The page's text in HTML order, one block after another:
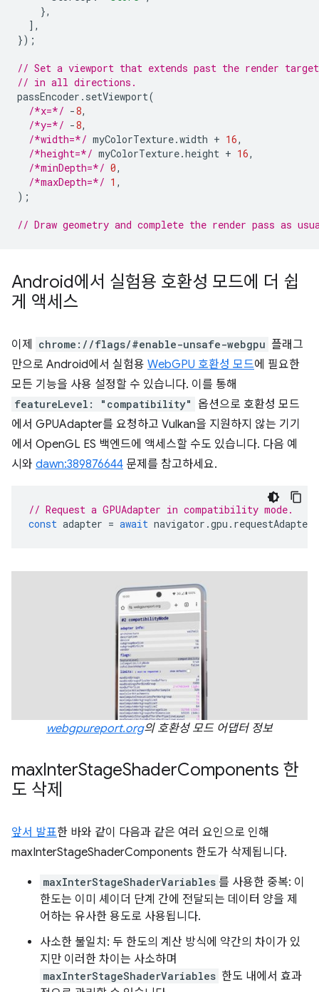
},
],
});
// Set a viewport that extends past the render
// in all directions.
passEncoder . setViewport(
/*x=*/ -8,
/*y=*/ -8,
/*width=*/ myColorTexture.width + 16,
/*height=*/ myColorTexture.height + 16,
/*minDepth=*/ 0,
/*maxDepth=*/ 1 ,
);
// Draw geometry and complete the render pass as
Android에서 실험용 호환성 모드에 더 쉽
게 액세스
이제 chrome://flags/#enable-unsafe-webgpu 플래그
만으로 Android에서 실험용 WebGPU 호환성 모드에 필요한
모든 기능을 사용 설정할 수 있습니다. 이를 통해
featureLevel: "compatibility"
옵션으로 호환성 모드
에서 GPUAdapter를 요청하고 Vulkan을 지원하지 않는 기기
에서 OpenGL ES 백엔드에 액세스할 수도 있습니다. 다음 예
시와 dawn:389876644 문제를 참고하세요.
// Request a GPUAdapter in compatibility mode.
const adapter = await navigator .gpu . requestAdapter
webgpureport.org의 호환성 모드 어댑터 정보
maxInterStageShaderComponents 한
도 삭제
앞서 발표한 바와 같이 다음과 같은 여러 요인으로 인해
maxInterStageShaderComponents 한도가 삭제됩니다.
maxInterStageShaderVariables 를 사용한 중복: 이
한도는 이미 셰이더 단계 간에 전달되는 데이터 양을 제
어하는 유사한 용도로 사용됩니다.
사소한 불일치: 두 한도의 계산 방식에 약간의 차이가 있
지만 이러한 차이는 사소하며
maxInterStageShaderVariables 한도 내에서 효과